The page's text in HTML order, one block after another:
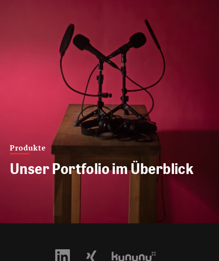
Produkte
Unser Portfolio im Überblick